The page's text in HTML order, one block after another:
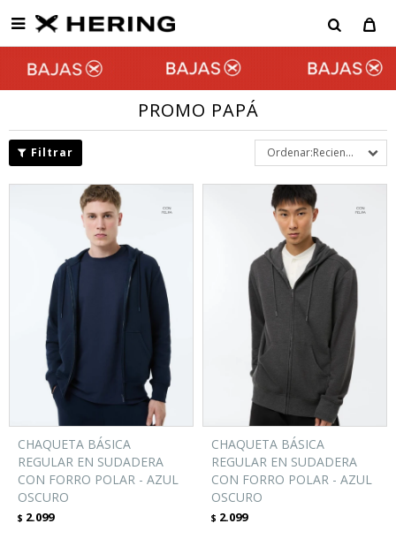

PROMO PAPÁ
Recientes
CHAQUETA BÁSICA
REGULAR EN SUDADERA
CON FORRO POLAR - AZUL
OSCURO
$ 2.099
CHAQUETA BÁSICA
REGULAR EN SUDADERA
CON FORRO POLAR - AZUL
OSCURO
$ 2.099